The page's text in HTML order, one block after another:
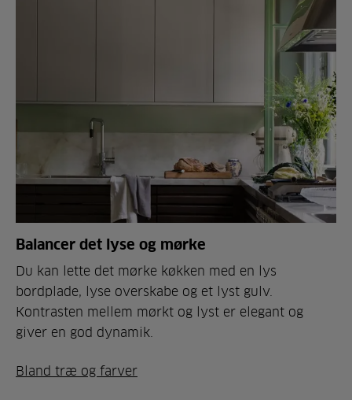
Balancer det lyse og mørke
Du kan lette det mørke køkken med en lys
bordplade, lyse overskabe og et lyst gulv.
Kontrasten mellem mørkt og lyst er elegant og
giver en god dynamik.
Bland træ og farver